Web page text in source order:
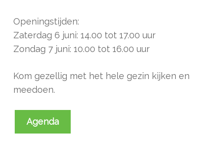
Openingstijden:
Zaterdag 6 juni: 14.00 tot 17.00 uur
Zondag 7 juni: 10.00 tot 16.00 uur
Kom gezellig met het hele gezin kijken en
meedoen.
Agenda